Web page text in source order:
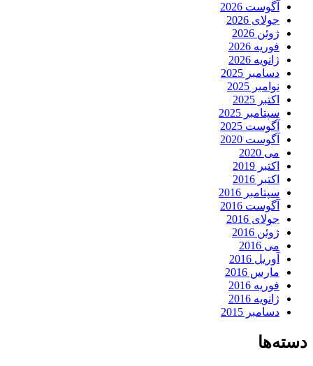
آگوست 2026
جولای 2026
ژوئن 2026
فوریه 2026
ژانویه 2026
دسامبر 2025
نوامبر 2025
اکتبر 2025
سپتامبر 2025
آگوست 2025
آگوست 2020
می 2020
اکتبر 2019
اکتبر 2016
سپتامبر 2016
آگوست 2016
جولای 2016
ژوئن 2016
می 2016
آوریل 2016
مارس 2016
فوریه 2016
ژانویه 2016
دسامبر 2015
دسته‌ها